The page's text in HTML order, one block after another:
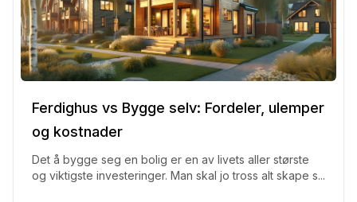
Ferdighus vs Bygge selv: Fordeler, ulemper
og kostnader
Det å bygge seg en bolig er en av livets aller største
og viktigste investeringer. Man skal jo tross alt skape s...